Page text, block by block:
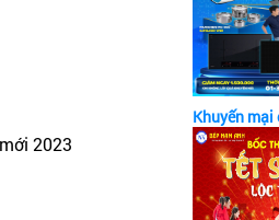
2023
Khuyến mại